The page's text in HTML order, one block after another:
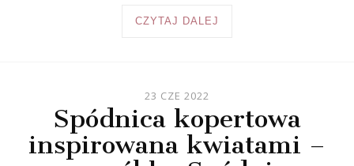
CZYTAJ DALEJ
23 CZE 2022
Spódnica kopertowa
inspirowana kwiatami –